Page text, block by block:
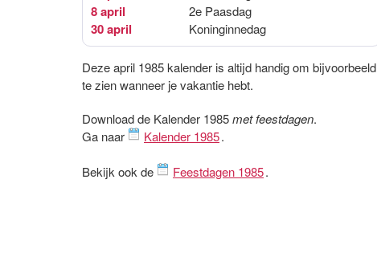
8 april 2e Paasdag
30 april Koninginnedag
Deze april 1985 kalender is altijd handig om bijvoorbeeld
te zien wanneer je vakantie hebt.
Download de Kalender 1985met feestdagen.
Ga naar
Kalender 1985.
Bekijk ook de Feestdagen 1985.